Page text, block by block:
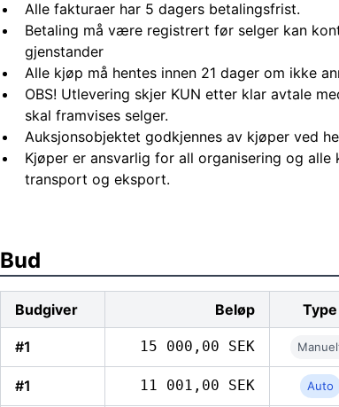
Alle fakturaer har 5 dagers betalingsfrist.
Betaling må være registrert før selger kan
gjenstander
Alle kjøp må hentes innen 21 dager om ikke
OBS! Utlevering skjer KUN etter klar avtale
skal framvises selger.
Auksjonsobjektet godkjennes av kjøper ved
Kjøper er ansvarlig for all organisering og alle
transport og eksport.
Bud
Budgiver Beløp Type
#1 15 000,00 SEK
#1 11 001,00 SEK Auto